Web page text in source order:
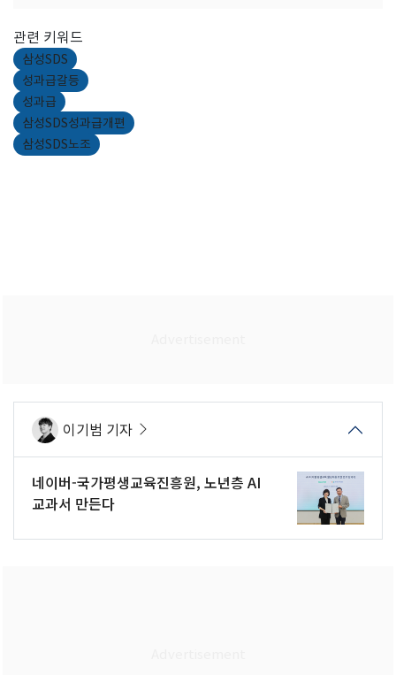
관련 키워드
삼성SDS
성과급갈등
성과급
삼성SDS성과급개편
삼성SDS노조
이기범 기자
네이버-국가평생교육진흥원, 노년층 AI
교과서 만든다